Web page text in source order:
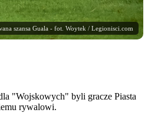
szansa Guala - fot. Woytek / Legionisci.com
"Wojskowych" byli gracze Piasta
rywalowi.